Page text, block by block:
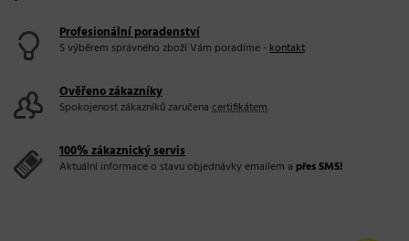
Profesionální poradenství
S výběrem správného zboží Vám poradíme -kontakt.
Ověřeno zákazníky
Spokojenost zákazníků zaručena certifikátem.
100% zákaznický servis
Aktuální informace o stavu objednávky emailem a přes SMS!